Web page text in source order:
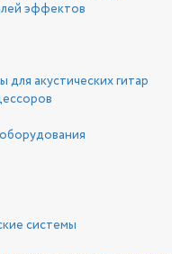
эффектов
акустических гитар
системы